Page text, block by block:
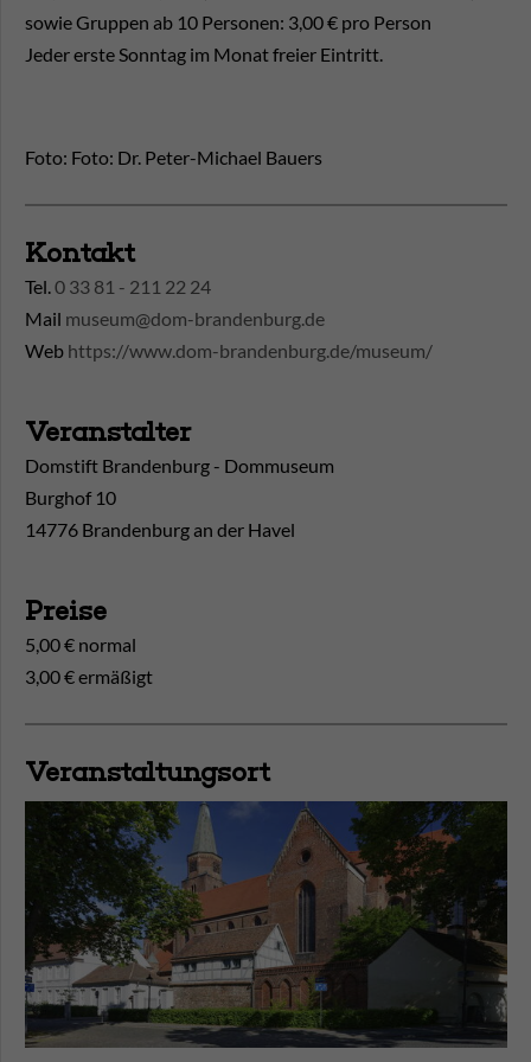
sowie Gruppen ab 10 Personen: 3,00 € pro Person
Jeder erste Sonntag im Monat freier Eintritt.
Foto: Foto: Dr. Peter-Michael Bauers
Kontakt
Tel.0 33 81 - 211 22 24
Mail museum@dom-brandenburg.de
Web https://www.dom-brandenburg.de/museum/
Veranstalter
Domstift Brandenburg - Dommuseum
Burghof 10
14776 Brandenburg an der Havel
Preise
5,00 € normal
3,00 € ermäßigt
Veranstaltungsort